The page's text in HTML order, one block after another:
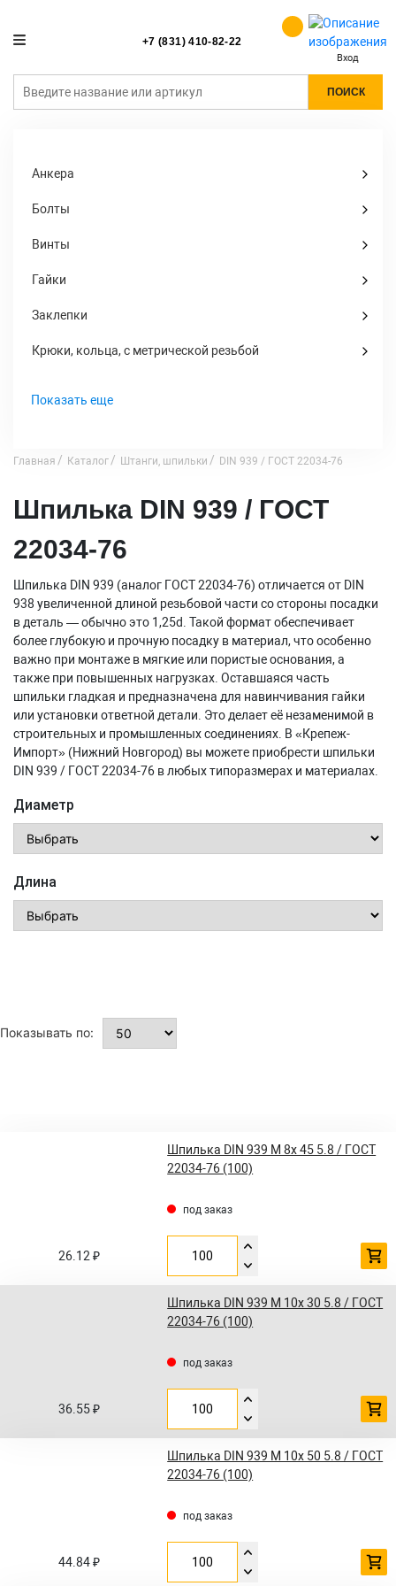
+7 (831) 410-82-22
Вход
ПОИСК
Анкера
Болты
Винты
Гайки
Заклепки
Крюки, кольца, с метрической резьбой
Показать еще
Главная Каталог Штанги, шпильки DIN 939 / ГОСТ 22034-76
Шпилька DIN 939 / ГОСТ
22034-76
Шпилька DIN 939 (аналог ГОСТ 22034-76) отличается от DIN
938 увеличенной длиной резьбовой части со стороны посадки
в деталь — обычно это 1,25d. Такой формат обеспечивает
более глубокую и прочную посадку в материал, что особенно
важно при монтаже в мягкие или пористые основания, а
также при повышенных нагрузках. Оставшаяся часть
шпильки гладкая и предназначена для навинчивания гайки
или установки ответной детали. Это делает её незаменимой в
строительных и промышленных соединениях. В «Крепеж-
Импорт» (Нижний Новгород) вы можете приобрести шпильки
DIN 939 / ГОСТ 22034-76 в любых типоразмерах и материалах.
Диаметр
Длина
Показывать по:
Шпилька DIN 939 M 8x 45 5.8 / ГОСТ
22034-76 (100)
под заказ
26.12 ₽
Шпилька DIN 939 M 10x 30 5.8 / ГОСТ
22034-76 (100)
под заказ
36.55 ₽
Шпилька DIN 939 M 10x 50 5.8 / ГОСТ
22034-76 (100)
под заказ
44.84 ₽